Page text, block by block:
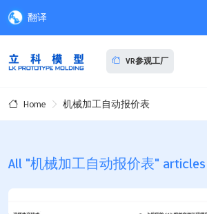
翻译
VR参观工厂
Home 机械加工自动报价表
All "机械加工自动报价表" articles